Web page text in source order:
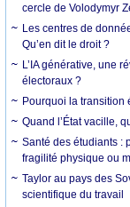
cercle de Volodymyr
Les centres de
Qu’en dit le droit ?
L’IA générative, une
électoraux ?
Pourquoi la transition
Quand l’État vacille,
Santé des étudiants :
fragilité physique ou
Taylor au pays des
scientifique du travail